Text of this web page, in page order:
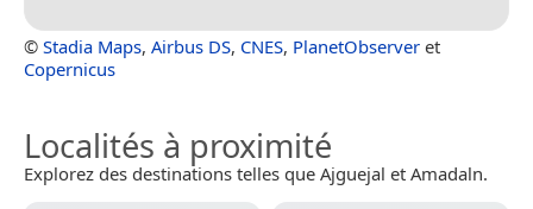
© Stadia Maps, Airbus DS, CNES, PlanetObserver et
Copernicus
Localités à proximité
Explorez des destinations telles que Ajguejal et Amadaln.